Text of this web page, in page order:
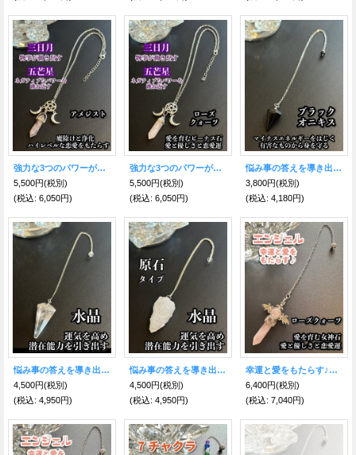
強力な3つのパワーが悩み事の答えを導き出す！三日月＆五芒星のペンデュラム・ネックレス 魔除けと浄化、ハイレベルな恋愛をもたらすアメジスト
5,500円(税別)
(税込: 6,050円)
強力な3つのパワーが悩み事の答えを導き出す！三日月＆五芒星のペンデュラム・ネックレス愛と美のローズクォーツ
5,500円(税別)
(税込: 6,050円)
悩み事の答えを導き出す！ペンデュラムS 強力な保護力を持つ石ブラックオニキス
3,800円(税別)
(税込: 4,180円)
悩み事の答えを導き出す！ペンデュラム 運気を高め、潜在能力を引き出す〜水晶〜 カットタイプ
4,500円(税別)
(税込: 4,950円)
悩み事の答えを導き出す！ペンデュラム原石タイプ 運気を高め、潜在能力を引き出す〜水晶〜
4,500円(税別)
(税込: 4,950円)
幸運と愛をもたらす♪エンジェルペンデュラム☆愛を育む女神石ローズクォーツ 悩み事の答えを導き出す！
6,400円(税別)
(税込: 7,040円)